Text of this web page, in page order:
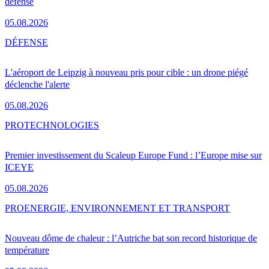
05.08.2026
L'aéroport de Leipzig à nouveau pris pour cible : un drone piégé
déclenche l'alerte
05.08.2026
DÉFENSE
Premier investissement du Scaleup Europe Fund : l’Europe mise sur
ICEYE
05.08.2026
PROTECHNOLOGIES
Nouveau dôme de chaleur : l’Autriche bat son record historique de
température
PROENERGIE, ENVIRONNEMENT ET TRANSPORT